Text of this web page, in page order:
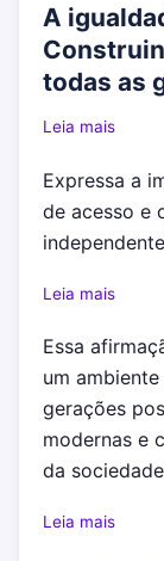
A
todas as
Leia mais
Expressa a
de acesso e
Leia mais
Essa
um ambiente
gerações
modernas e
da
Leia mais